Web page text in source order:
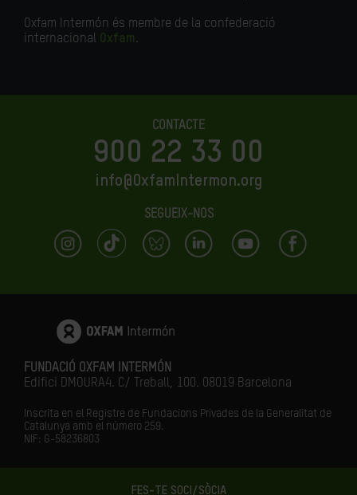
FES-TE SOCI/SÒCIA
Oxfam Intermón és membre de la confederació
internacional Oxfam.
CONTACTE
900 22 33 00
info@OxfamIntermon.org
SEGUEIX-NOS
FUNDACIÓ OXFAM INTERMÓN
Edifici DMOURA4. C/ Treball, 100. 08019 Barcelona
Inscrita en el Registre de Fundacions Privades de la Generalitat de
Catalunya amb el número 259.
NIF: G-58236803